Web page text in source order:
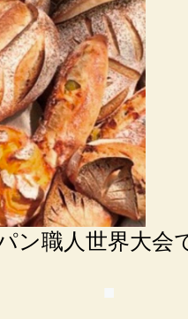
ン職人世界大会
■